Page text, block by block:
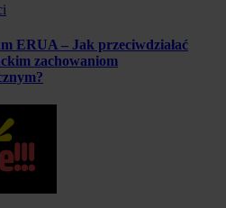
ERUA – Jak przeciwdziałać
zachowaniom